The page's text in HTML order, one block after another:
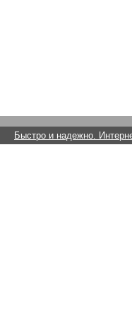
Быстро и надежно.